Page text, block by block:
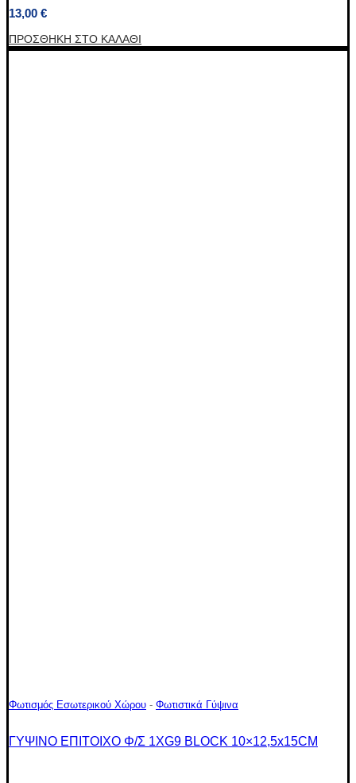
13,00 €
ΠΡΟΣΘΉΚΗ ΣΤΟ ΚΑΛΆΘΙ
Φωτισμός Εσωτερικού Χώρου - Φωτιστικά Γύψινα
ΓΥΨΙΝΟ ΕΠΙΤΟΙΧΟ Φ/Σ 1XG9 BLOCK 10×12,5x15CM